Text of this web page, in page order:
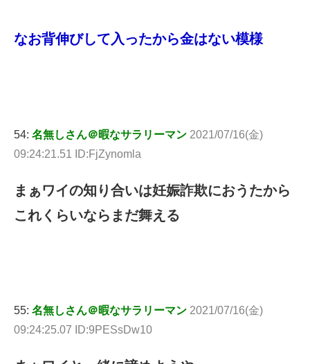
なお背伸びして入ったから金はない模様
54: 名無しさん＠暇なサラリーマン 2021/07/16(金)
09:24:21.51 ID:FjZynomla
まぁワイの知り合いは妊娠詐欺におうたから
これくらいならまだ舞える
55: 名無しさん＠暇なサラリーマン 2021/07/16(金)
09:24:25.07 ID:9PESsDw10